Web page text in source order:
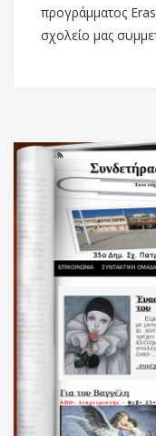
προγράμματος
σχολείο μας